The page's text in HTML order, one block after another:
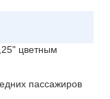
цветным
пассажиров